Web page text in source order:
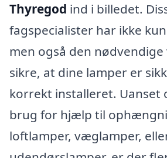
Thyregod ind i billedet.
fagspecialister har ikke
men også den
sikre, at dine lamper er
korrekt installeret. Uanset
brug for hjælp til
loftlamper, væglamper,